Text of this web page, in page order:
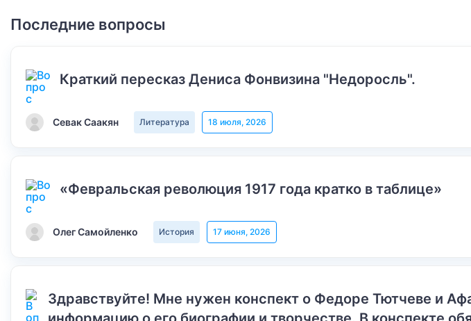
Последние вопросы
Краткий пересказ Дениса Фонвизина "Недоросль".
Севак Саакян Литература 18 июля, 2026
«Февральская революция 1917 года кратко в таблице»
Олег Самойленко История 17 июня, 2026
Здравствуйте! Мне нужен конспект о Федоре Тютчеве и